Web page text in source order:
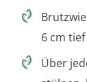
6 cm
Über